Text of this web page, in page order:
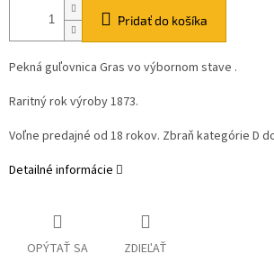
Pridať do košíka
Pekná guľovnica Gras vo výbornom stave .
Raritný rok výroby 1873.
Voľne predajné od 18 rokov. Zbraň kategórie D
Detailné informácie
OPÝTAŤ SA ZDIEĽAŤ